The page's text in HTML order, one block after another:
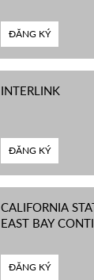
ĐĂNG KÝ
INTERLINK
ĐĂNG KÝ
CALIFORNIA
EAST BAY
ĐĂNG KÝ